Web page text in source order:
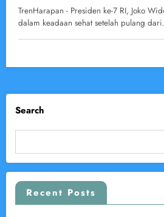
TrenHarapan - Presiden ke-7 RI, Joko
dalam keadaan sehat setelah pulang
Search
Recent Posts